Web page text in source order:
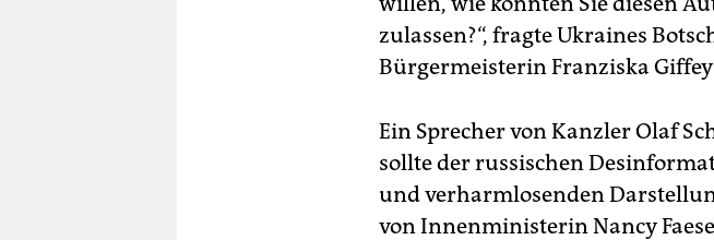
zulassen?“, fragte Ukraines
Bürgermeisterin Franziska
Ein Sprecher von Kanzler Olaf
sollte der russischen
und verharmlosenden
von Innenministerin Nancy